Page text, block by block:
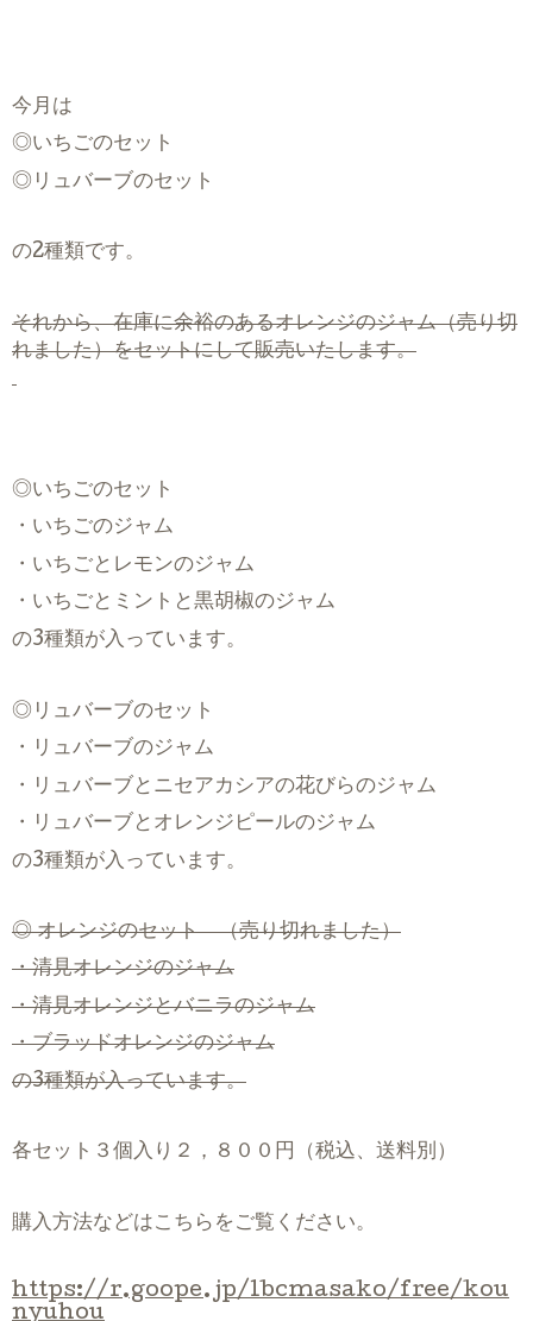
今月は
◎いちごのセット
◎リュバーブのセット
の2種類です。
それから、在庫に余裕のあるオレンジのジャム（売り切
れました）をセットにして販売いたします。
◎いちごのセット
・いちごのジャム
・いちごとレモンのジャム
・いちごとミントと黒胡椒のジャム
の3種類が入っています。
◎リュバーブのセット
・リュバーブのジャム
・リュバーブとニセアカシアの花びらのジャム
・リュバーブとオレンジピールのジャム
の3種類が入っています。
◎ オレンジのセット （売り切れました）
・清見オレンジのジャム
・清見オレンジとバニラのジャム
・ブラッドオレンジのジャム
の3種類が入っています。
各セット３個入り２，８００円（税込、送料別）
購入方法などはこちらをご覧ください。
https://r.goope.jp/lbcmasako/free/kou
nyuhou